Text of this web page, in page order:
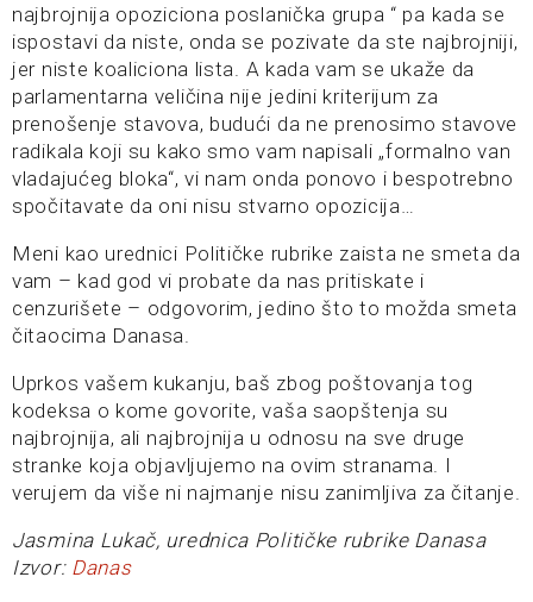
najbrojnija opoziciona poslanička grupa “ pa kada se
ispostavi da niste, onda se pozivate da ste najbrojniji,
jer niste koaliciona lista. A kada vam se ukaže da
parlamentarna veličina nije jedini kriterijum za
prenošenje stavova, budući da ne prenosimo stavove
radikala koji su kako smo vam napisali „formalno van
vladajućeg bloka“, vi nam onda ponovo i bespotrebno
spočitavate da oni nisu stvarno opozicija…
Meni kao urednici Političke rubrike zaista ne smeta da
vam – kad god vi probate da nas pritiskate i
cenzurišete – odgovorim, jedino što to možda smeta
čitaocima Danasa.
Uprkos vašem kukanju, baš zbog poštovanja tog
kodeksa o kome govorite, vaša saopštenja su
najbrojnija, ali najbrojnija u odnosu na sve druge
stranke koja objavljujemo na ovim stranama. I
verujem da više ni najmanje nisu zanimljiva za čitanje.
Jasmina Lukač, urednica Političke rubrike Danasa
Izvor: Danas